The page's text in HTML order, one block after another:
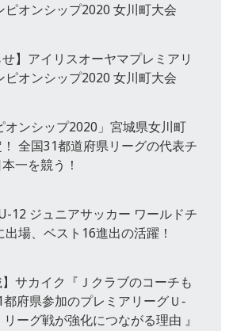
ピオンシップ2020 女川町大会
せ】アイリスオーヤマプレミアリ
ピオンシップ2020 女川町大会
オンシップ2020」宮城県女川町
全国31都道府県リーグの代表チ
一を競う！
12 ジュニアサッカー ワールドチ
場、ベスト16進出の活躍！
】サカイク『Ｊクラブのコーチも
府県参加のプレミアリーグＵ‐
ーグ戦が強化につながる理由 』